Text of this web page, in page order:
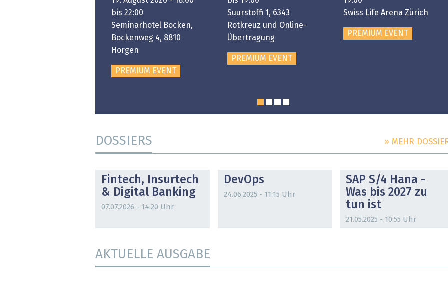
bis 22:00
Seminarhotel Bocken,
Bockenweg 4, 8810
Horgen
PREMIUM EVENT
Suurstoffi 1, 6343
Rotkreuz und Online-
Übertragung
PREMIUM EVENT
Swiss Life Arena Zürich
PREMIUM EVENT
DOSSIERS » MEHR
Fintech, Insurtech
& Digital Banking
07.07.2026 - 14:20 Uhr
DevOps
24.06.2025 - 11:15 Uhr
SAP S/4 Hana -
Was bis 2027 zu
tun ist
21.05.2025 - 10:55 Uhr
AKTUELLE AUSGABE